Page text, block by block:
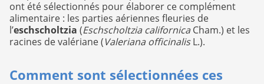
ont été sélectionnés pour élaborer ce complément
alimentaire : les parties aériennes fleuries de
l’eschscholtzia (Eschscholtzia californicaCham.) et les
racines de valériane (Valeriana officinalisL.).
Comment sont sélectionnées ces